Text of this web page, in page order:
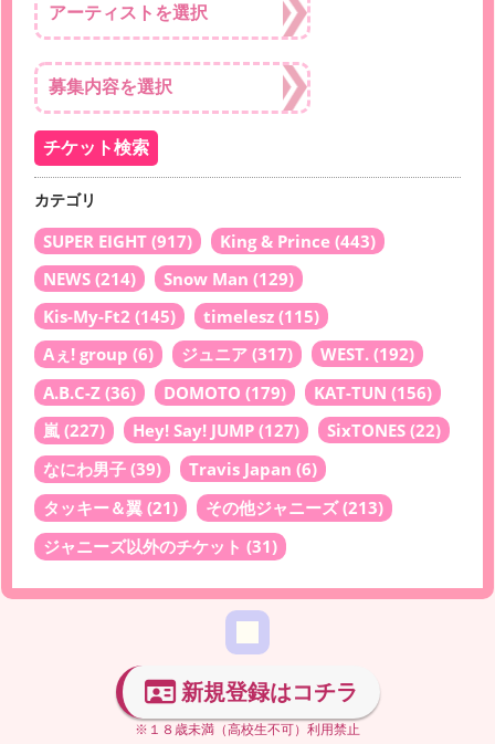
カテゴリ
SUPER EIGHT (917) King & Prince (443)
NEWS (214) Snow Man (129)
Kis-My-Ft2 (145) timelesz (115)
Aぇ! group (6) ジュニア (317) WEST. (192)
A.B.C-Z (36) DOMOTO (179) KAT-TUN (156)
嵐 (227) Hey! Say! JUMP (127) SixTONES (22)
なにわ男子 (39) Travis Japan (6)
タッキー＆翼 (21) その他ジャニーズ(213)
ジャニーズ以外のチケット (31)
新規登録はコチラ
※１８歳未満（高校生不可）利用禁止